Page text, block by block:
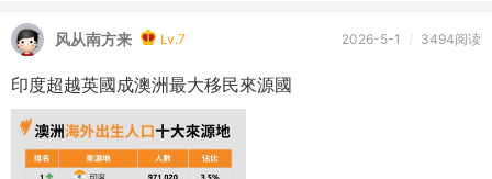
风从南方来 Lv.7 2026-5-1 / 3494阅读
印度超越英國成澳洲最大移民來源國